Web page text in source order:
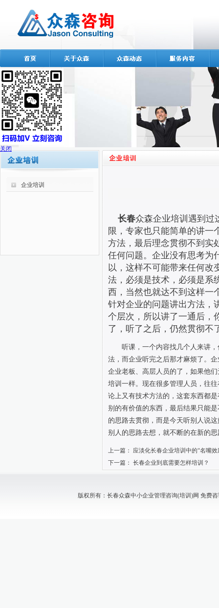
企业培训
长春众森企业培训遇到过
限，专家也只能简单的讲一
方法，最后理念贯彻不到实
任何问题。企业没有思考为
以，这样不可能带来任何改
法，必须是技术，必须是系
西，当然也就达不到这样一
针对企业的问题讲出方法，
个层次，所以讲了一通后，
了，听了之后，仍然贯彻不
听课，一个内容找几个人来讲，
法，而企业听完之后那才麻烦了。
企业老板、高层人员的了，如果他
培训一样。现在很多管理人员，往
论上又有技术方法的，这套东西都
别的有价值的东西，最后结果只能
的思路去贯彻，而是今天听别人说
别人的思路去想，就不断的在新的
上一篇： 应淡化长春企业培训中的“名嘴效
下一篇： 长春企业到底需要怎样培训？
版权所有：长春众森中小企业管理咨询(培训)网 免费咨
关闭